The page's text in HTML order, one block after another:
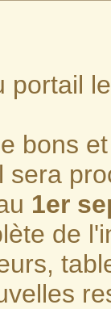
portail
bons
sera
1er
de